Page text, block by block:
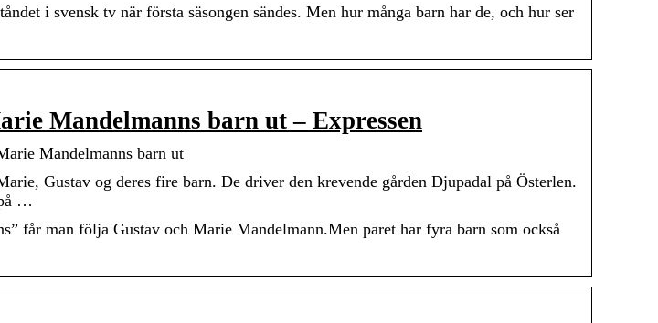
i svensk tv när första säsongen sändes. Men hur många barn har de, och hur ser
Mandelmanns barn ut – Expressen
Mandelmanns barn ut
Gustav og deres fire barn. De driver den krevende gården Djupadal på Österlen.
…
får man följa Gustav och Marie Mandelmann.Men paret har fyra barn som också